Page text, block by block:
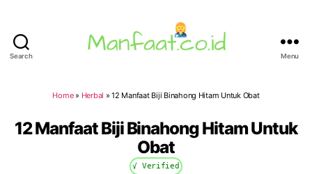
Search Menu
Home» Herbal »12 Manfaat Biji Binahong Hitam Untuk Obat
12 Manfaat Biji Binahong Hitam Untuk
Obat
√ Verified